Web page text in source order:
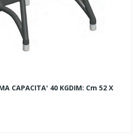
CAPACITA' 40 KGDIM: Cm 52 X